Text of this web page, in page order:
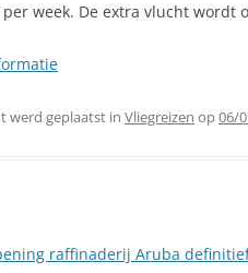
per week. De extra vlucht wordt
werd geplaatst in Vliegreizen op06/
raffinaderij Aruba